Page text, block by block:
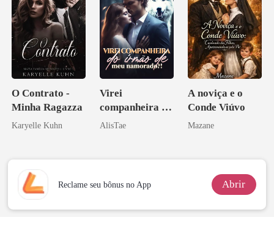
O Contrato -
Minha Ragazza
Karyelle Kuhn
Virei
companheira do
irmão de meu
AlisTae
A noviça e o
Conde Viúvo
Mazane
Reclame seu bônus no App Abrir